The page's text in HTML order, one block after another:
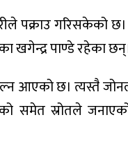
पक्राउ गरिसकेको छ।
खगेन्द्र पाण्डे रहेका
आएको छ। त्यस्तै
समेत स्रोतले